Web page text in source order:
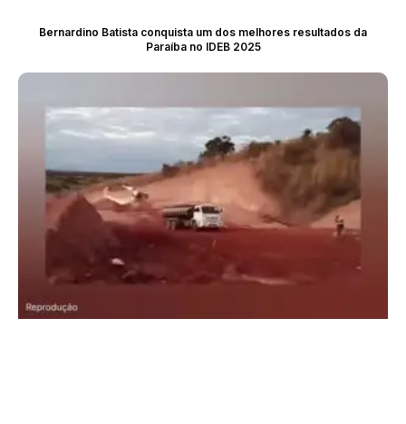
Bernardino Batista conquista um dos melhores resultados da
Paraíba no IDEB 2025